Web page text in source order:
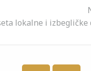
lokalne i izbegličke